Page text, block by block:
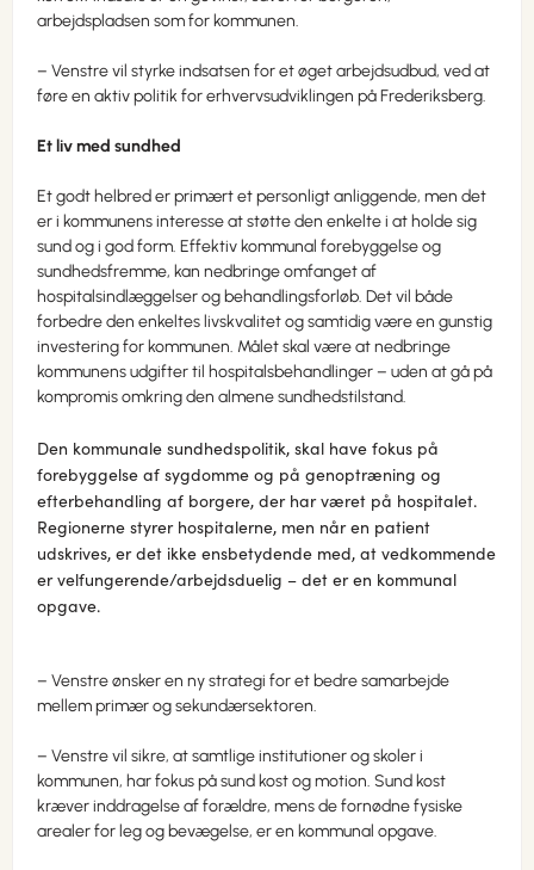
arbejdspladsen som for kommunen.
– Venstre vil styrke indsatsen for et øget arbejdsudbud, ved at
føre en aktiv politik for erhvervsudviklingen på Frederiksberg.
Et liv med sundhed
Et godt helbred er primært et personligt anliggende, men det
er i kommunens interesse at støtte den enkelte i at holde sig
sund og i god form. Effektiv kommunal forebyggelse og
sundhedsfremme, kan nedbringe omfanget af
hospitalsindlæggelser og behandlingsforløb. Det vil både
forbedre den enkeltes livskvalitet og samtidig være en gunstig
investering for kommunen. Målet skal være at nedbringe
kommunens udgifter til hospitalsbehandlinger – uden at gå på
kompromis omkring den almene sundhedstilstand.
Den kommunale sundhedspolitik, skal have fokus på
forebyggelse af sygdomme og på genoptræning og
efterbehandling af borgere, der har været på hospitalet.
Regionerne styrer hospitalerne, men når en patient
udskrives, er det ikke ensbetydende med, at vedkommende
er velfungerende/arbejdsduelig – det er en kommunal
opgave.
– Venstre ønsker en ny strategi for et bedre samarbejde
mellem primær og sekundærsektoren.
– Venstre vil sikre, at samtlige institutioner og skoler i
kommunen, har fokus på sund kost og motion. Sund kost
kræver inddragelse af forældre, mens de fornødne fysiske
arealer for leg og bevægelse, er en kommunal opgave.